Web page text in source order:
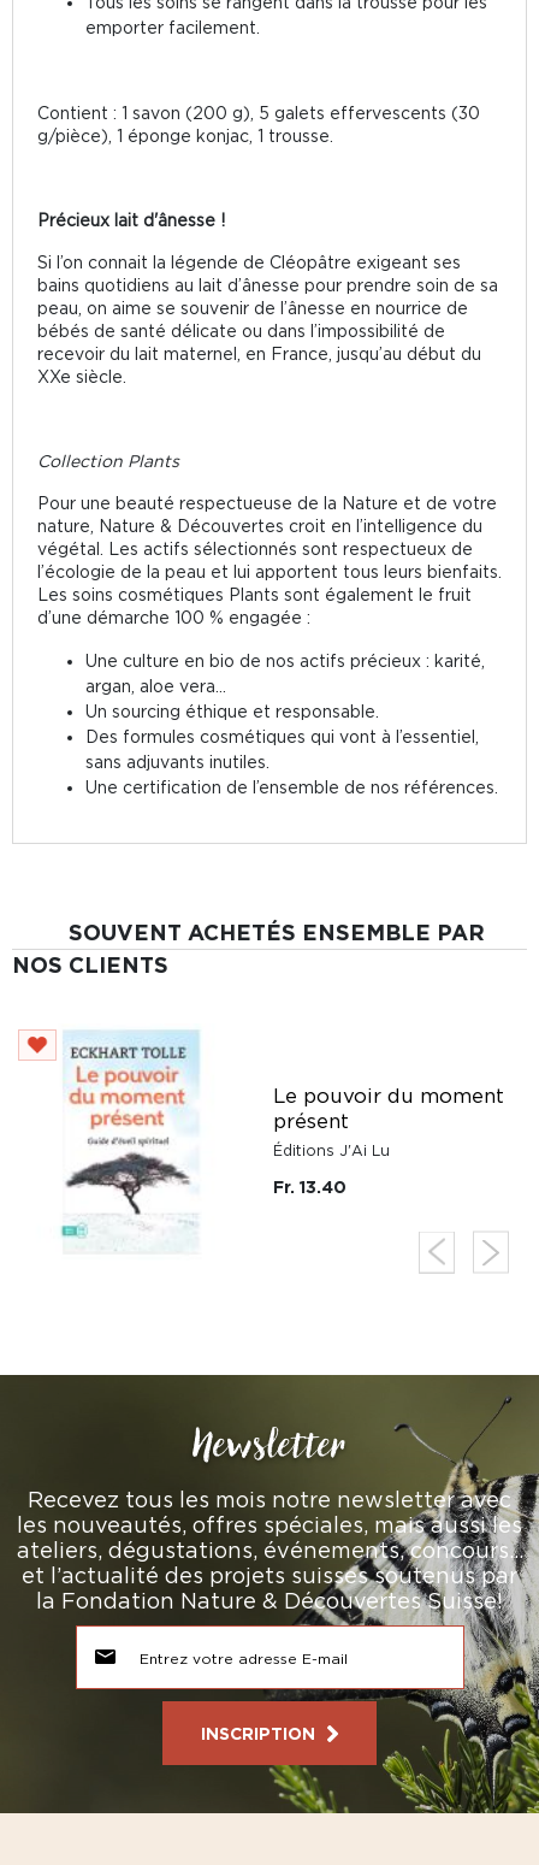
emporter facilement.
Contient : 1 savon (200 g), 5 galets effervescents (30
g/pièce), 1 éponge konjac, 1 trousse.
Précieux lait d'ânesse !
Si l’on connait la légende de Cléopâtre exigeant ses
bains quotidiens au lait d’ânesse pour prendre soin de sa
peau, on aime se souvenir de l’ânesse en nourrice de
bébés de santé délicate ou dans l’impossibilité de
recevoir du lait maternel, en France, jusqu’au début du
XXe siècle.
Collection Plants
Pour une beauté respectueuse de la Nature et de votre
nature, Nature & Découvertes croit en l’intelligence du
végétal. Les actifs sélectionnés sont respectueux de
l’écologie de la peau et lui apportent tous leurs bienfaits.
Les soins cosmétiques Plants sont également le fruit
d’une démarche 100 % engagée :
Une culture en bio de nos actifs précieux : karité,
argan, aloe vera...
Un sourcing éthique et responsable.
Des formules cosmétiques qui vont à l’essentiel,
sans adjuvants inutiles.
Une certification de l’ensemble de nos références.
SOUVENT ACHETÉS ENSEMBLE PAR
NOS CLIENTS
Le pouvoir du moment
présent
Éditions J'Ai Lu
Fr. 13.40
Newsletter
Recevez tous les mois notre newsletter avec
les nouveautés, offres spéciales, mais aussi les
ateliers, dégustations, événements, concours…
et l’actualité des projets suisses soutenus par
la Fondation Nature & Découvertes Suisse!
INSCRIPTION